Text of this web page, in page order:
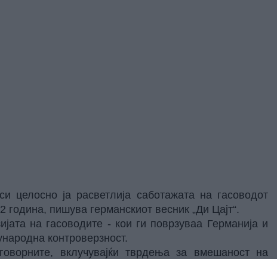
целосно ја расветлија саботажата на гасоводот
година, пишува германскиот весник „Ди Цајт“.
на гасоводите - кои ги поврзуваа Германија и
контроверзност.
вклучувајќи тврдења за вмешаност на